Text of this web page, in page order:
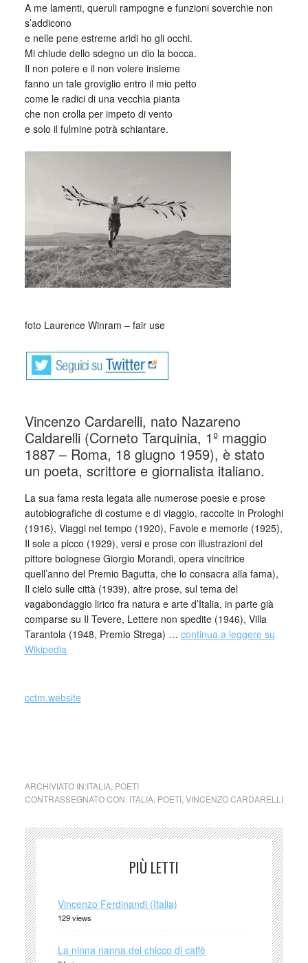
A me lamenti, queruli rampogne e funzioni soverchie non
s’addicono
e nelle pene estreme aridi ho gli occhi.
Mi chiude dello sdegno un dio la bocca.
Il non potere e il non volere insieme
fanno un tale groviglio entro il mio petto
come le radici di una vecchia pianta
che non crolla per impeto di vento
e solo il fulmine potrà schiantare.
foto Laurence Winram – fair use
Vincenzo Cardarelli, nato Nazareno
Caldarelli (Corneto Tarquinia, 1º maggio
1887 – Roma, 18 giugno 1959), è stato
un poeta, scrittore e giornalista italiano.
La sua fama resta legata alle numerose poesie e prose
autobiografiche di costume e di viaggio, raccolte in Prologhi
(1916), Viaggi nel tempo (1920), Favole e memorie (1925),
Il sole a picco (1929), versi e prose con illustrazioni del
pittore bolognese Giorgio Morandi, opera vincitrice
quell’anno del Premio Bagutta, che lo consacra alla fama),
Il cielo sulle città (1939), altre prose, sul tema del
vagabondaggio lirico fra natura e arte d’Italia, in parte già
comparse su Il Tevere, Lettere non spedite (1946), Villa
Tarantola (1948, Premio Strega) … continua a leggere su
Wikipedia
cctm.website
ARCHIVIATO IN:ITALIA, POETI
CONTRASSEGNATO CON: ITALIA, POETI, VINCENZO CARDARELLI
PIÙ LETTI
Vincenzo Ferdinandi (Italia)
129 views
La ninna nanna del chicco di caffè